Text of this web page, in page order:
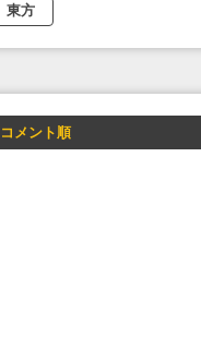
東方
コメント順